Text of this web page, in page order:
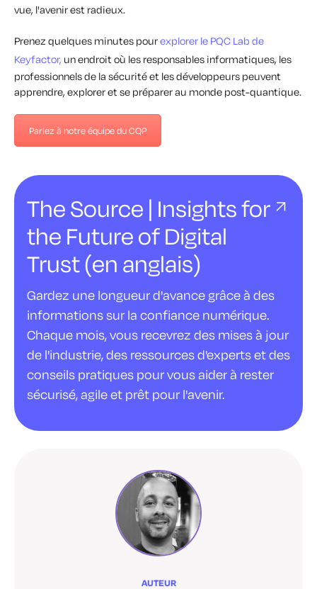
vue, l'avenir est radieux.
Prenez quelques minutes pourexplorer le PQC Lab de
Keyfactor, un endroit où les responsables informatiques, les
professionnels de la sécurité et les développeurs peuvent
apprendre, explorer et se préparer au monde post-quantique.
Parlez à notre équipe du CQP
The Source | Insights for
the Future of Digital
Trust (en anglais)
Gardez une longueur d'avance grâce à des
informations sur la confiance numérique.
Chaque mois, vous recevrez des mises à jour
de l'industrie, des ressources d'experts et des
conseils pratiques pour vous aider à rester
sécurisé, agile et prêt pour l'avenir.
AUTEUR